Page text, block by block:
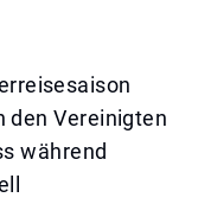
den Vereinigten
während